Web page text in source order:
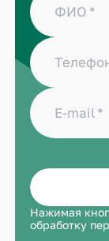
ФИО
E-mail
Нажимая
обработку